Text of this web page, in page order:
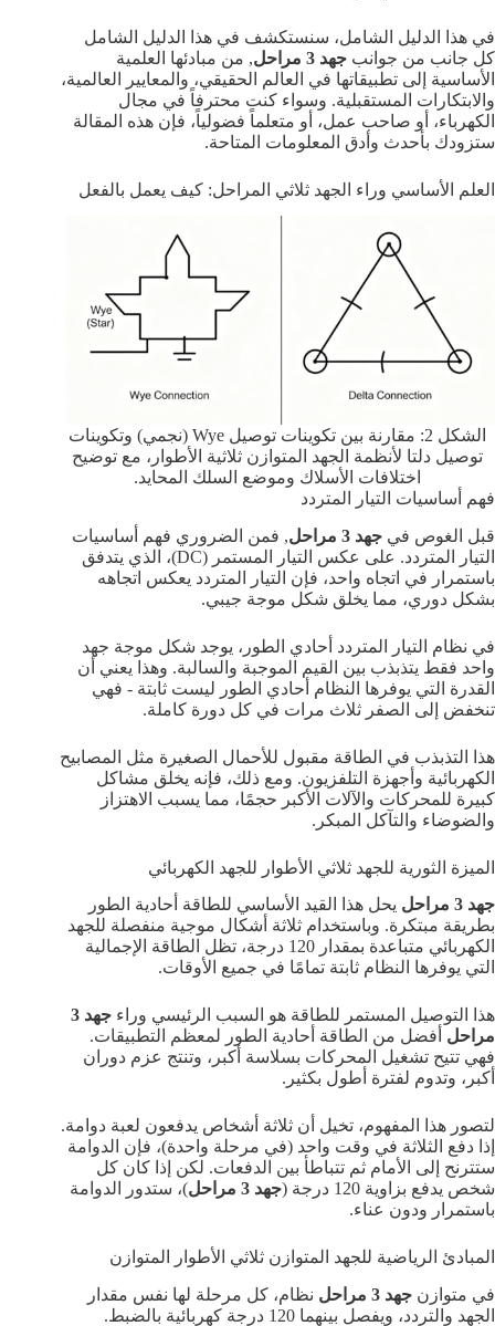
في هذا الدليل الشامل، سنستكشف في هذا الدليل الشامل
كل جانب من جوانب جهد 3 مراحل
, من مبادئها العلمية
الأساسية إلى تطبيقاتها في العالم الحقيقي، والمعايير العالمية،
والابتكارات المستقبلية. وسواء كنت محترفاً في مجال
الكهرباء، أو صاحب عمل، أو متعلماً فضولياً، فإن هذه المقالة
ستزودك بأحدث وأدق المعلومات المتاحة.
العلم الأساسي وراء الجهد ثلاثي المراحل: كيف يعمل بالفعل
الشكل 2: مقارنة بين تكوينات توصيل Wye (نجمي) وتكوينات
توصيل دلتا لأنظمة الجهد المتوازن ثلاثية الأطوار، مع توضيح
اختلافات الأسلاك وموضع السلك المحايد.
فهم أساسيات التيار المتردد
قبل الغوص في جهد 3 مراحل
, فمن الضروري فهم أساسيات
التيار المتردد. على عكس التيار المستمر (DC)، الذي يتدفق
باستمرار في اتجاه واحد، فإن التيار المتردد يعكس اتجاهه
بشكل دوري، مما يخلق شكل موجة جيبي.
في نظام التيار المتردد أحادي الطور، يوجد شكل موجة جهد
واحد فقط يتذبذب بين القيم الموجبة والسالبة. وهذا يعني أن
القدرة التي يوفرها النظام أحادي الطور ليست ثابتة - فهي
تنخفض إلى الصفر ثلاث مرات في كل دورة كاملة.
هذا التذبذب في الطاقة مقبول للأحمال الصغيرة مثل المصابيح
الكهربائية وأجهزة التلفزيون. ومع ذلك، فإنه يخلق مشاكل
كبيرة للمحركات والآلات الأكبر حجمًا، مما يسبب الاهتزاز
والضوضاء والتآكل المبكر.
الميزة الثورية للجهد ثلاثي الأطوار للجهد الكهربائي
جهد 3 مراحل
يحل هذا القيد الأساسي للطاقة أحادية الطور
بطريقة مبتكرة. وباستخدام ثلاثة أشكال موجية منفصلة للجهد
الكهربائي متباعدة بمقدار 120 درجة، تظل الطاقة الإجمالية
التي يوفرها النظام ثابتة تمامًا في جميع الأوقات.
هذا التوصيل المستمر للطاقة هو السبب الرئيسي وراء
جهد 3
مراحل أفضل من الطاقة أحادية الطور لمعظم التطبيقات.
فهي تتيح تشغيل المحركات بسلاسة أكبر، وتنتج عزم دوران
أكبر، وتدوم لفترة أطول بكثير.
لتصور هذا المفهوم، تخيل أن ثلاثة أشخاص يدفعون لعبة دوامة.
إذا دفع الثلاثة في وقت واحد (في مرحلة واحدة)، فإن الدوامة
ستترنح إلى الأمام ثم تتباطأ بين الدفعات. لكن إذا كان كل
شخص يدفع بزاوية 120 درجة (
جهد 3 مراحل
)، ستدور الدوامة
باستمرار ودون عناء.
المبادئ الرياضية للجهد المتوازن ثلاثي الأطوار المتوازن
في متوازن جهد 3 مراحل
نظام، كل مرحلة لها نفس مقدار
الجهد والتردد، ويفصل بينهما 120 درجة كهربائية بالضبط.